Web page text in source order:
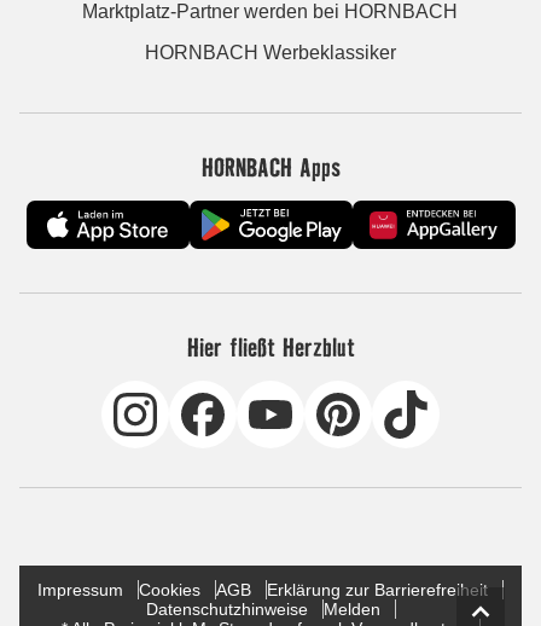
Marktplatz-Partner werden bei HORNBACH
HORNBACH Werbeklassiker
HORNBACH Apps
Hier fließt Herzblut
Impressum Cookies AGB
Erklärung zur Barrierefreiheit
Datenschutzhinweise
Melden